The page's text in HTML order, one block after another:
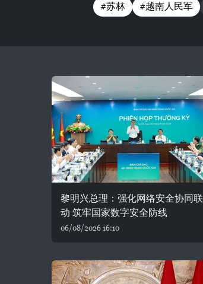
#苏林 #越南人民军
黎明兴总理：强化网络安全协同联
动 筑牢国家数字安全防线
06/08/2026 16:10